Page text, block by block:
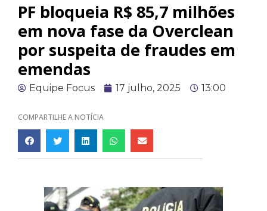
PF bloqueia R$ 85,7 milhões
em nova fase da Overclean
por suspeita de fraudes em
emendas
Equipe Focus 17 julho, 2025 13:00
COMPARTILHE A NOTÍCIA